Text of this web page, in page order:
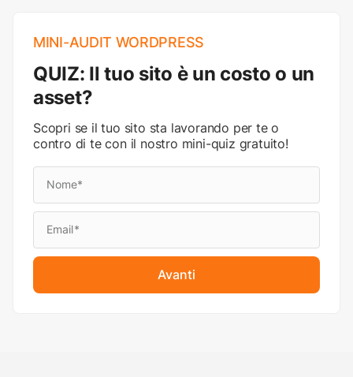
MINI-AUDIT WORDPRESS
QUIZ: Il tuo sito è un costo o un
asset?
Scopri se il tuo sito sta lavorando per te o
contro di te con il nostro mini-quiz gratuito!
Avanti